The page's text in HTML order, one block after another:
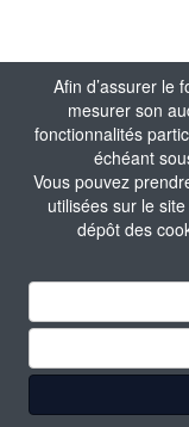
Afin d’assurer le
mesurer son
fonctionnalités
échéant
Vous pouvez
utilisées sur le
dépôt des